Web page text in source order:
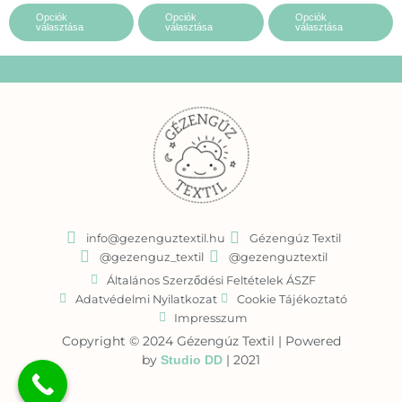
Opciók
választása
A
változatok
a
Opciók
választása
A
változatok
a
Opciók
választása
A
változatok
a
info@gezenguztextil.hu
Gézengúz Textil
@gezenguz_textil
@gezenguztextil
Általános Szerződési Feltételek ÁSZF
Adatvédelmi Nyilatkozat
Cookie Tájékoztató
Impresszum
Copyright © 2024 Gézengúz Textil | Powered
by Studio DD | 2021